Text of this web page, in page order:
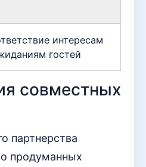
интересам
гостей
совместных
партнерства
продуманных